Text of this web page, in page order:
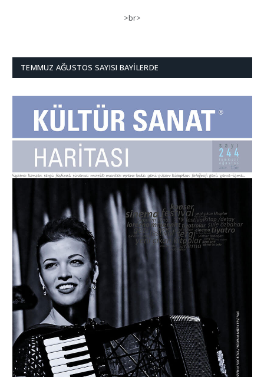
>br>
TEMMUZ AĞUSTOS SAYISI BAYILERDE